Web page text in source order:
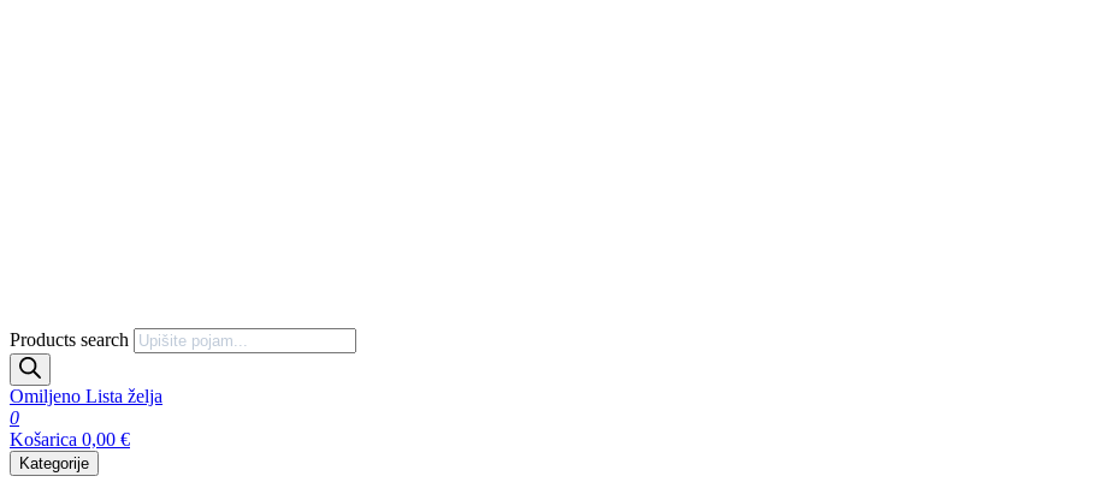
Products search
Omiljeno Lista želja
0
Košarica 0,00 €
Kategorije